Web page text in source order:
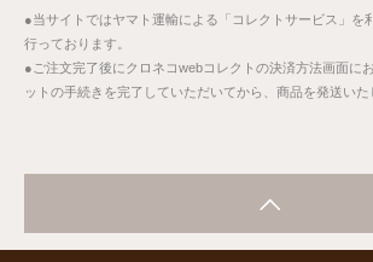
●当サイトではヤマト運輸による「コレクトサービス」を
行っております。
●ご注文完了後にクロネコwebコレクトの決済方法画面に
ットの手続きを完了していただいてから、商品を発送いた